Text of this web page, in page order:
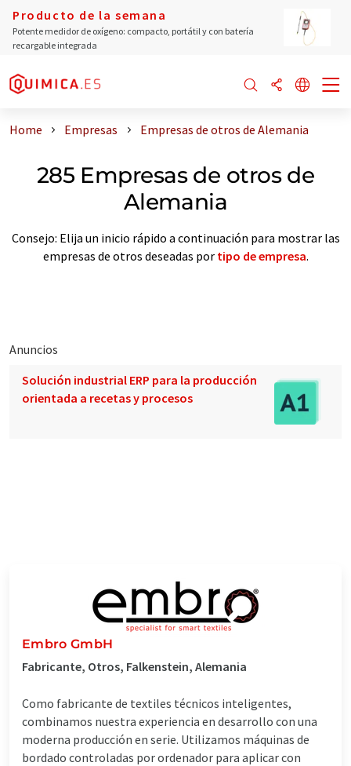
Producto de la semana
Potente medidor de oxígeno: compacto, portátil y con batería
recargable integrada
Home Empresas Empresas de otros de Alemania
285 Empresas de otros de
Alemania
Consejo: Elija un inicio rápido a continuación para mostrar las
empresas de otros deseadas por tipo de empresa.
Anuncios
Solución industrial ERP para la producción
orientada a recetas y procesos
Embro GmbH
Fabricante, Otros, Falkenstein, Alemania
Como fabricante de textiles técnicos inteligentes,
combinamos nuestra experiencia en desarrollo con una
moderna producción en serie. Utilizamos máquinas de
bordado controladas por ordenador para aplicar con